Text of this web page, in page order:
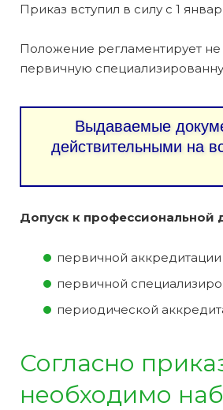
Приказ вступил в силу с 1
Положение регламентирует
первичную
Выдаваемые
действительными на
Допуск к профессиональной
первичной
первичной
периодической
Согласно
необходимо